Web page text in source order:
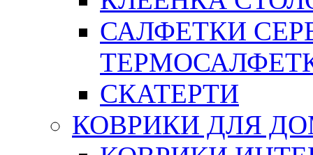
САЛФЕТКИ
СКАТЕРТИ
КОВРИКИ ДЛЯ